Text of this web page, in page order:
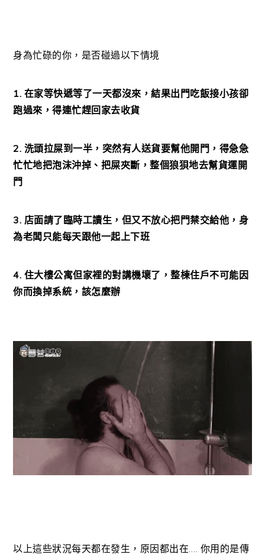
身為忙碌的你，是否碰過以下情境
1. 在家等快遞等了一天都沒來，結果出門吃飯接小孩卻
跑過來，得連忙趕回家去收貨
2. 洗頭拉屎到一半，突然有人送貨要幫他開門，得急急
忙忙地把泡沫沖掉、把屎夾斷，整個狼狽地去幫貨運開
門
3. 店面請了臨時工讀生，但又不放心把門禁交給他，身
為老闆只能每天跟他一起上下班
4. 住大樓公寓但家裡的對講機壞了，整棟住戶不可能因
你而換掉系統，該怎麼辦
以上這些狀況每天都在發生，原因都出在…. 你用的是傳